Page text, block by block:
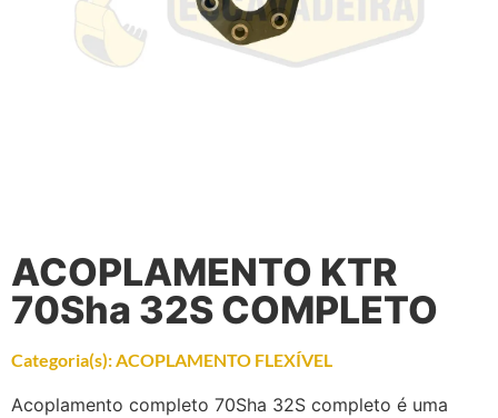
ACOPLAMENTO KTR
70Sha 32S COMPLETO
Categoria(s):ACOPLAMENTO FLEXÍVEL
Acoplamento completo 70Sha 32S completo é uma